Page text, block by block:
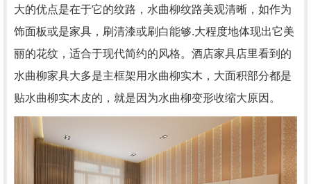
大的优点是在于它的纹路，水曲柳纹路美观清晰，如作为
饰面板或是家具，刷清漆或刷白能够.大程度地体现出它美
丽的花纹，适合于现代简约的风格。酒店家具店里看到的
水曲柳家具大多是主框架用水曲柳实木，大面积部分都是
贴水曲柳实木皮的，就是因为水曲柳变形收缩大原因。